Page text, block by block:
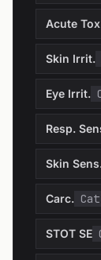
Acute
Skin Irrit.
Eye Irrit.
Resp.
Skin
Carc.
STOT SE